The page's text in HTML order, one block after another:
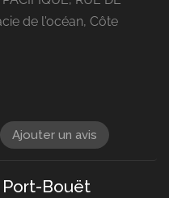
PACIFIQUE, RUE DE
de l'océan, Côte
Ajouter un avis
Port-Bouët